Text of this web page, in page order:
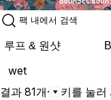
루프 & 원샷
wet
결과 81개· 키를 눌러